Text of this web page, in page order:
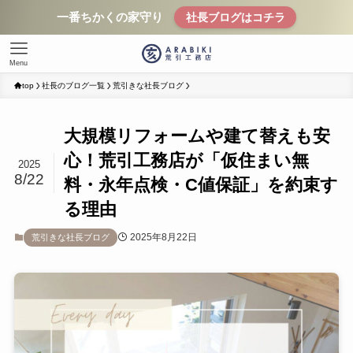
一番ちかくの家守り 社長ブログはコチラ
Menu
top 社長のブログ一覧 荒引きな社長ブログ
大規模リフォームや建て替えも安
心！荒引工務店が「仮住まい無
料・永年点検・C値保証」を約束す
る理由
2025
8/22
荒引きな社長ブログ 2025年8月22日